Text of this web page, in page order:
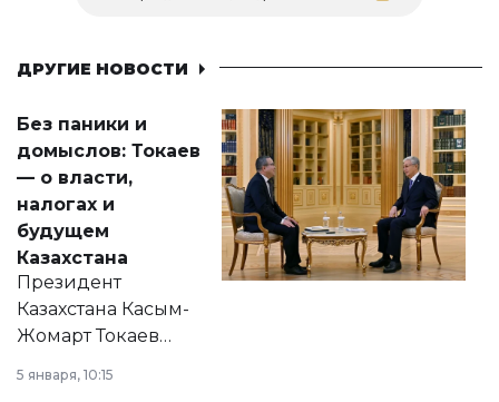
ДРУГИЕ НОВОСТИ
Без паники и
домыслов: Токаев
— о власти,
налогах и
будущем
Казахстана
Президент
Казахстана Касым-
Жомарт Токаев
сразу несколько
5 января, 10:15